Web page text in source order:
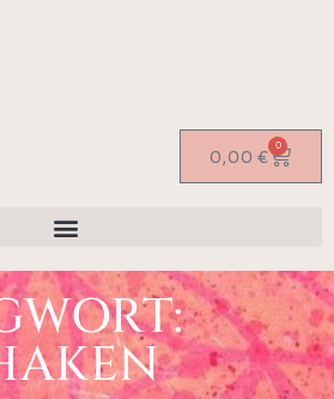
0,00 € 0